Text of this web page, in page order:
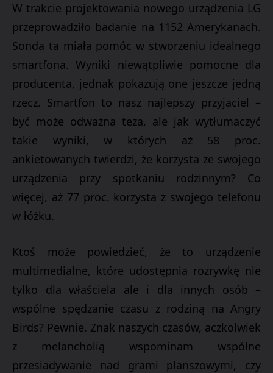
W trakcie projektowania nowego urządzenia LG
przeprowadziło badanie na 1152 Amerykanach.
Sonda ta miała pomóc w stworzeniu idealnego
smartfona. Wyniki niewątpliwie pomocne dla
producenta, jednak pokazują one jeszcze jedną
rzecz. Smartfon to nasz najlepszy przyjaciel –
być może odważna teza, ale jak wytłumaczyć
takie wyniki, w których aż 58 proc.
ankietowanych twierdzi, że korzysta ze swojego
urządzenia przy spotkaniu rodzinnym? Co
więcej, aż 77 proc. korzysta z swojego telefonu
w łóżku.
Ktoś może powiedzieć, że to urządzenie
multimedialne, które udostępnia rozrywkę nie
tylko dla właściela ale i dla innych osób –
wspólne spędzanie czasu z rodziną na Angry
Birds? Pewnie. Znak naszych czasów, aczkolwiek
z melancholią wspominam wspólne
przesiadywanie nad grami planszowymi, czy